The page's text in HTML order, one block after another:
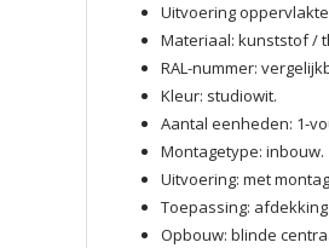
Uitvoering
Materiaal: kunststof /
RAL-nummer:
Kleur: studiowit.
Aantal eenheden: 1-
Montagetype: inbouw.
Uitvoering: met
Toepassing:
Opbouw: blinde